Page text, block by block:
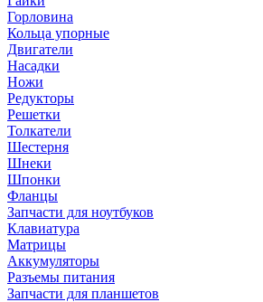
Горловина
Кольца упорные
Двигатели
Насадки
Ножи
Редукторы
Решетки
Толкатели
Шестерня
Шнеки
Шпонки
Фланцы
Запчасти для ноутбуков
Клавиатура
Матрицы
Аккумуляторы
Разъемы питания
Запчасти для планшетов